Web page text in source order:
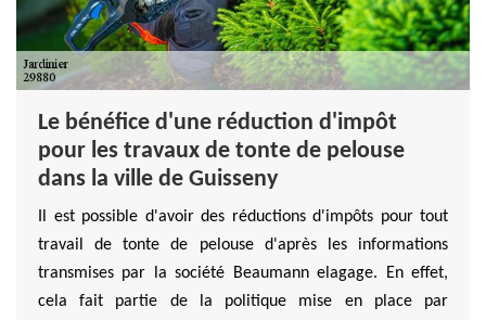
Le bénéfice d'une réduction d'impôt
pour les travaux de tonte de pelouse
dans la ville de Guisseny
Il est possible d'avoir des réductions d'impôts pour tout
travail de tonte de pelouse d'après les informations
transmises par la société Beaumann elagage. En effet,
cela fait partie de la politique mise en place par